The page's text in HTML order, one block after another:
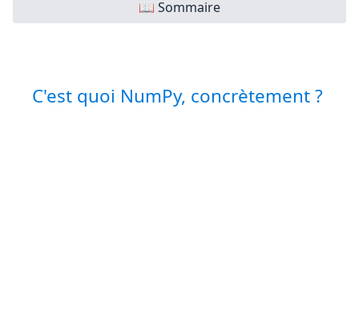
📖 Sommaire
C'est quoi NumPy, concrètement ?